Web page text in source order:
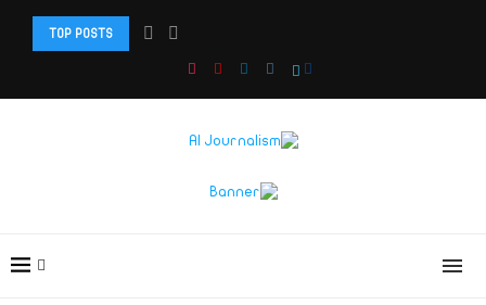
TOP POSTS
دبلوم: صحافة الذكاء الاصطناعي والذكاء الاصطناعي الوكيل وصناعة...